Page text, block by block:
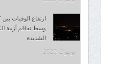
ارتفاع الوفيات
وسط تفاقم أزمة
الشديدة
يونيو 2, 2026